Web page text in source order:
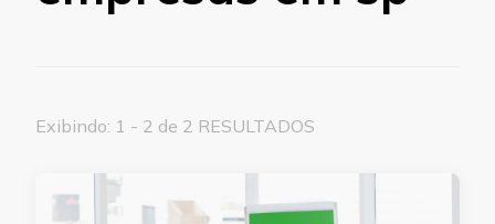
Exibindo: 1 - 2 de 2 RESULTADOS